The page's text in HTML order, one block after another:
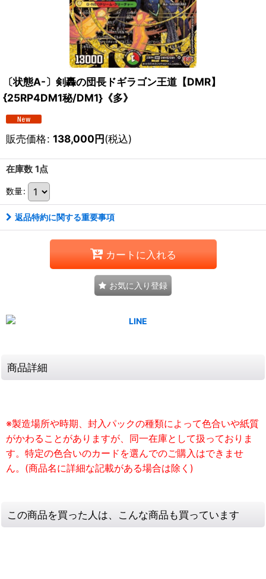
〔状態A-〕剣轟の団長ドギラゴン王道【DMR】
{25RP4DM1秘/DM1}《多》
販売価格: 138,000円(税込)
在庫数 1点
数量:
返品特約に関する重要事項
カートに入れる
お気に入り登録
商品詳細
※製造場所や時期、封入パックの種類によって色合いや紙質
がかわることがありますが、同一在庫として扱っておりま
す。特定の色合いのカードを選んでのご購入はできませ
ん。(商品名に詳細な記載がある場合は除く)
この商品を買った人は、こんな商品も買っています